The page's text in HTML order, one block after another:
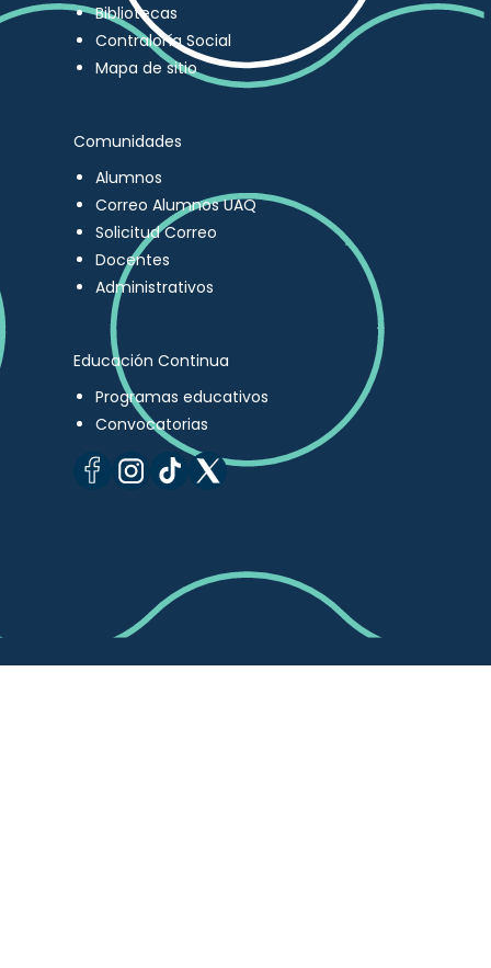
Bibliotecas
Contraloría Social
Mapa de sitio
Comunidades
Alumnos
Correo Alumnos UAQ
Solicitud Correo
Docentes
Administrativos
Educación Continua
Programas educativos
Convocatorias